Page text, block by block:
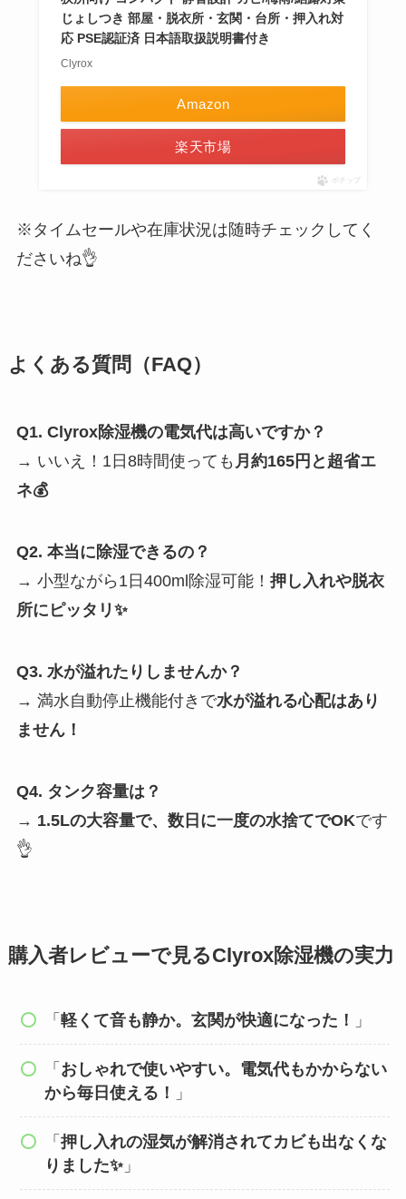
じょしつき 部屋・脱衣所・玄関・台所・押入れ対
応 PSE認証済 日本語取扱説明書付き
Clyrox
Amazon
楽天市場
ポチップ
※タイムセールや在庫状況は随時チェックしてく
ださいね👌
よくある質問（FAQ）
Q1. Clyrox除湿機の電気代は高いですか？
→ いいえ！1日8時間使っても 月約165円と超省エ
ネ💰
Q2. 本当に除湿できるの？
→ 小型ながら1日400ml除湿可能！ 押し入れや脱衣
所にピッタリ✨
Q3. 水が溢れたりしませんか？
→ 満水自動停止機能付きで水が溢れる心配はあり
ません！
Q4. タンク容量は？
→ 1.5Lの大容量で、数日に一度の水捨てでOKです
👌
購入者レビューで見るClyrox除湿機の実力
「軽くて音も静か。玄関が快適になった！ 」
「 おしゃれで使いやすい。電気代もかからない
から毎日使える！
」
「押し入れの湿気が解消されてカビも出なくな
りました✨ 」